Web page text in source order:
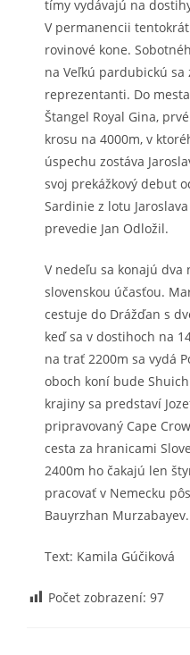
tímy vydávajú na
V permanencii
rovinové kone.
na Veľkú pardubickú
reprezentanti. Do
Štangel Royal Gina,
krosu na 4000m, v
úspechu zostáva
svoj prekážkový debut
Sardinie z lotu
prevedie Jan Odložil.
V nedeľu sa konajú dva
slovenskou účasťou.
cestuje do Drážďan s
keď sa v dostihoch na
na trať 2200m sa vydá
oboch koní bude
krajiny sa predstaví
pripravovaný Cape
cesta za hranicami
2400m ho čakajú len
pracovať v Nemecku
Bauyrzhan Murzabayev.
Text: Kamila Gúčiková
Počet zobrazení: 97